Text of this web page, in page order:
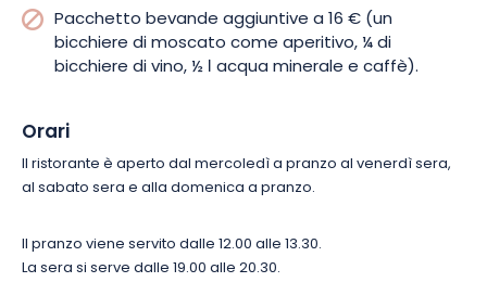
Pacchetto bevande aggiuntive a 16 € (un
bicchiere di moscato come aperitivo, ¼ di
bicchiere di vino, ½ ℓ acqua minerale e caffè).
Orari
Il ristorante è aperto dal mercoledì a pranzo al venerdì sera,
al sabato sera e alla domenica a pranzo.
Il pranzo viene servito dalle 12.00 alle 13.30.
La sera si serve dalle 19.00 alle 20.30.